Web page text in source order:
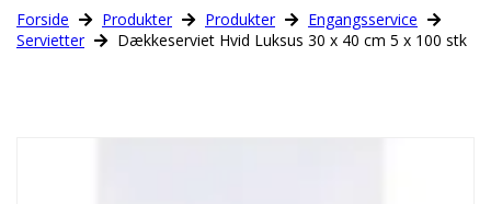
Forside Produkter Produkter
Engangsservice
Servietter
Dækkeserviet Hvid Luksus 30 x 40 cm 5 x 100 stk